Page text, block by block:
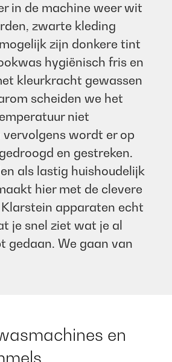
in de machine weer wit
zwarte kleding
zijn donkere tint
hygiënisch fris en
kleurkracht gewassen
scheiden we het
niet
vervolgens wordt er op
en gestreken.
als lastig huishoudelijk
hier met de clevere
apparaten echt
je snel ziet wat je al
gedaan. We gaan van
en